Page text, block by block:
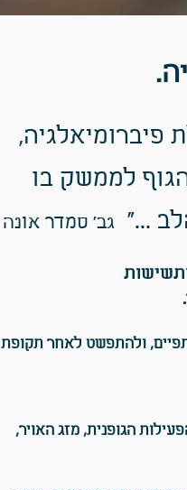
פיברומיאלגיה,
לממשק בו
..."
גב' סמדר אונה
ולהתפשט לאחר תקופת
הגופנית, מזג האויר,